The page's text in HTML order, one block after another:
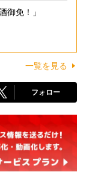
御免！」
一覧を見る
フォロー